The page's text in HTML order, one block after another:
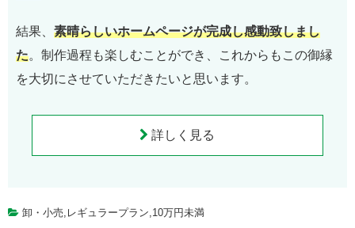
結果、 素晴らしいホームページが完成し感動致しまし
た。制作過程も楽しむことができ、これからもこの御縁
を大切にさせていただきたいと思います。
詳しく見る
卸・小売 レギュラープラン 10万円未満